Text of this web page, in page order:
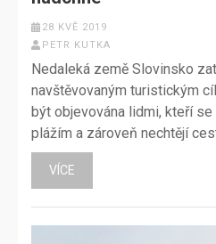
28 KVĚ 2019
PETR KUTKA
Nedaleká země Slovinsko
navštěvovaným turistickým
být objevována lidmi, kteří
plážím a zároveň nechtějí
VÍCE